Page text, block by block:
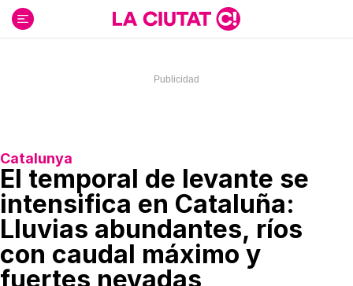
contenido
Catalunya
El temporal de levante se
intensifica en Cataluña:
Lluvias abundantes, ríos
con caudal máximo y
fuertes nevadas